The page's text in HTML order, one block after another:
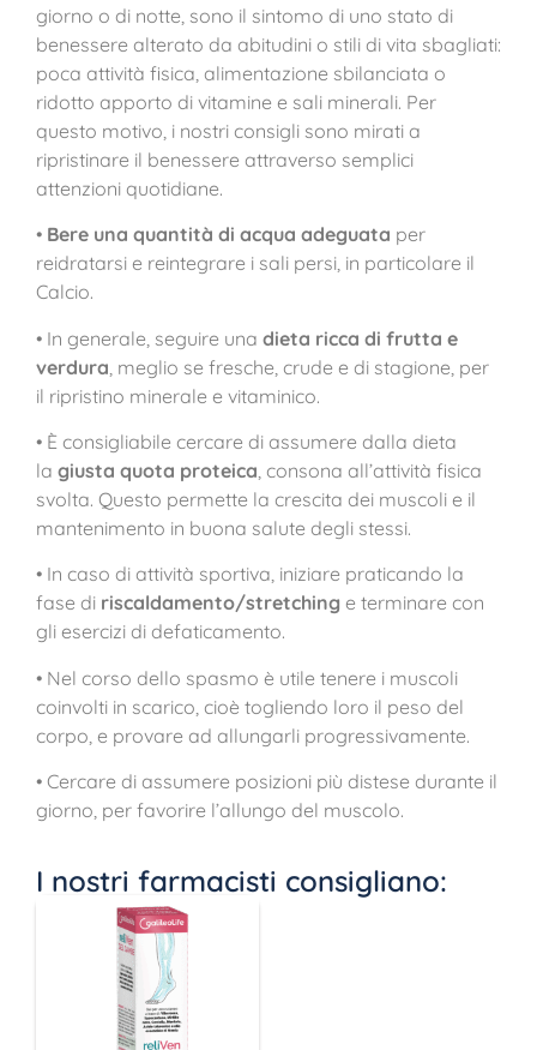
giorno o di notte, sono il sintomo di uno stato di
benessere alterato da abitudini o stili di vita sbagliati:
poca attività fisica, alimentazione sbilanciata o
ridotto apporto di vitamine e sali minerali. Per
questo motivo, i nostri consigli sono mirati a
ripristinare il benessere attraverso semplici
attenzioni quotidiane.
• Bere una quantità di acqua adeguata per
reidratarsi e reintegrare i sali persi, in particolare il
Calcio.
• In generale, seguire una dieta ricca di frutta e
verdura , meglio se fresche, crude e di stagione, per
il ripristino minerale e vitaminico.
• È consigliabile cercare di assumere dalla dieta
la giusta quota proteica, consona all’attività fisica
svolta. Questo permette la crescita dei muscoli e il
mantenimento in buona salute degli stessi.
• In caso di attività sportiva, iniziare praticando la
fase di riscaldamento/stretching e terminare con
gli esercizi di defaticamento.
• Nel corso dello spasmo è utile tenere i muscoli
coinvolti in scarico, cioè togliendo loro il peso del
corpo, e provare ad allungarli progressivamente.
• Cercare di assumere posizioni più distese durante il
giorno, per favorire l’allungo del muscolo.
I nostri farmacisti consigliano: